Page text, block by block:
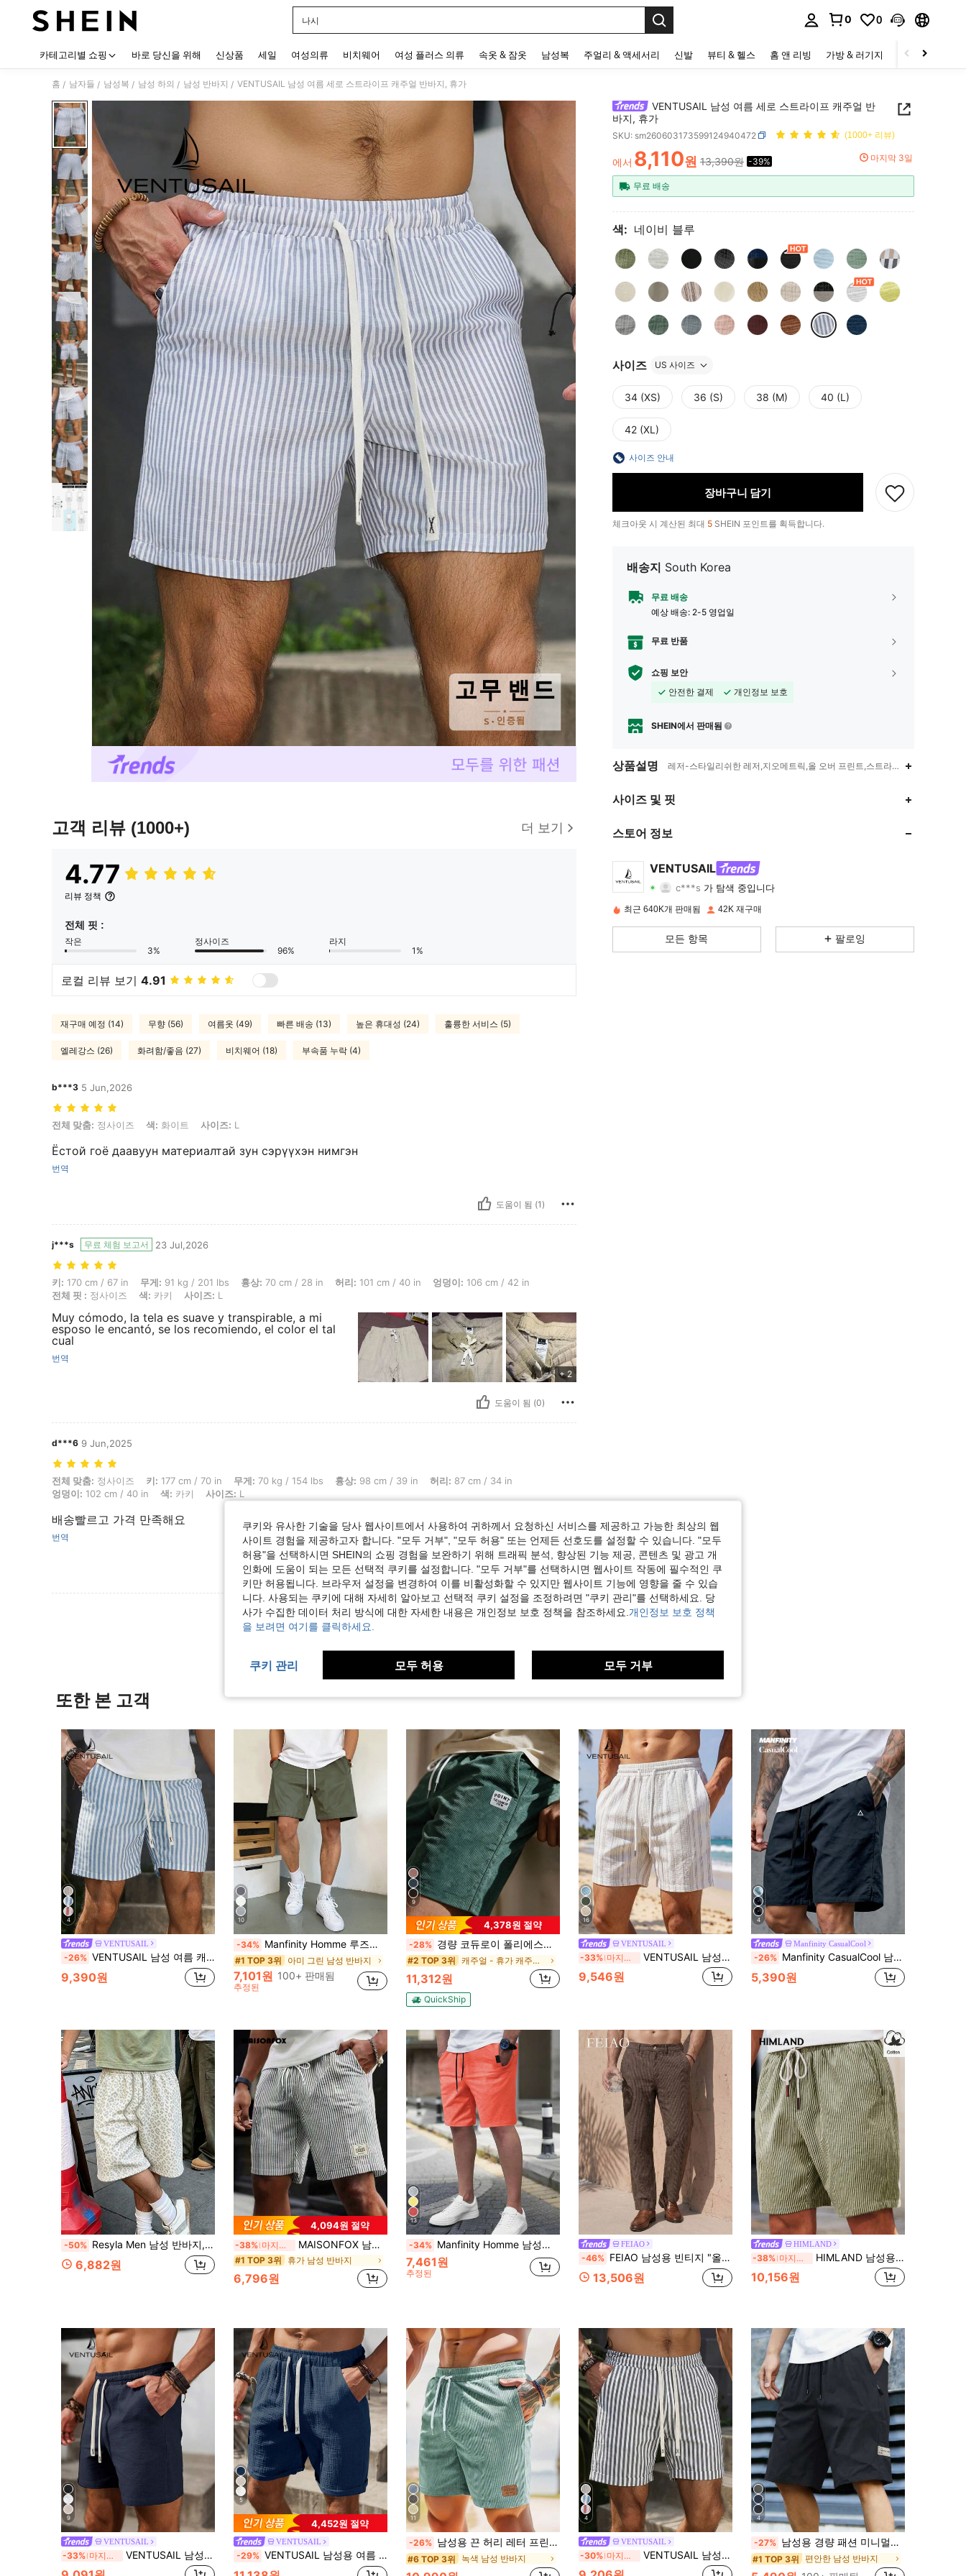
나시
0 0
카테고리별 쇼핑 바로 당신을 위해 신상품 세일 여성의류 비치웨어 여성 플러스 의류 속옷 & 잠옷 남성복 주얼리 & 액세서리 신발 뷰티 & 헬스 홈 앤 리빙 가방 & 러기지 스포츠 & 아웃
홈 / 남자들 / 남성복 / 남성 하의 / 남성 반바지 / VENTUSAIL 남성 여름 세로 스트라이프 캐주얼 반바지, 휴가
고객 리뷰 (1000+) 더 보기
4.77
리뷰 정책
전체 핏 :
작은
3%
정사이즈
96%
라지
1%
로컬 리뷰 보기 4.91
재구매 예정 (14) 무향 (56) 여름옷 (49) 빠른 배송 (13) 높은 휴대성 (24) 훌륭한 서비스 (5)
엘레강스 (26) 화려함/좋음 (27) 비치웨어 (18) 부속품 누락 (4)
b***3 5 Jun,2026
전체 맞춤: 정사이즈, 색: 화이트, 사이즈: L
전체 맞춤: 정사이즈 색: 화이트 사이즈: L
Ёстой гоё даавуун материалтай зун сэрүүхэн нимгэн
번역
도움이 됨 (1)
j***s 무료 체험 보고서 23 Jul,2026
키: 170 cm / 67 in, 무게: 91 kg / 201 lbs, 흉상: 70 cm / 28 in, 허리: 101 cm / 40 in, 엉덩이: 106 cm / 42 in, 전체 핏 : 정사이즈, 색: 카키, 사이즈: L
키: 170 cm / 67 in 무게: 91 kg / 201 lbs 흉상: 70 cm / 28 in 허리: 101 cm / 40 in 엉덩이: 106 cm / 42 in
전체 핏 : 정사이즈 색: 카키 사이즈: L
Muy cómodo, la tela es suave y transpirable, a mi
esposo le encantó, se los recomiendo, el color el tal
cual
번역
+ 2
도움이 됨 (0)
d***6 9 Jun,2025
전체 맞춤: 정사이즈, 키: 177 cm / 70 in, 무게: 70 kg / 154 lbs, 흉상: 98 cm / 39 in, 허리: 87 cm / 34 in, 엉덩이: 102 cm / 40 in, 색: 카키, 사이즈: L
전체 맞춤: 정사이즈 키: 177 cm / 70 in 무게: 70 kg / 154 lbs 흉상: 98 cm / 39 in 허리: 87 cm / 34 in
엉덩이: 102 cm / 40 in 색: 카키 사이즈: L
배송빨르고 가격 만족해요
번역
도움이 됨 (1)
리뷰 더 보기
VENTUSAIL 남성 여름 세로 스트라이프 캐주얼 반
바지, 휴가
SKU: sm260603173599124940472 (1000+ 리뷰)
PRICE AND AVAILABILITY
에서 8,110원 13,390원 -39% 마지막 3일
무료 배송
색: 네이비 블루
사이즈 US 사이즈
34 (XS) 36 (S) 38 (M) 40 (L)
42 (XL)
사이즈 안내
장바구니 담기
체크아웃 시 계산된 최대 5 SHEIN 포인트를 획득합니다.
배송지 South Korea
무료 배송
예상 배송: 2-5 영업일
무료 반품
쇼핑 보안
안전한 결제
개인정보 보호
SHEIN에서 판매됨
상품설명 레저-스타일리쉬한 레저,지오메트릭,올 오버 프린트,스트라이프,엘라스틱 웨
사이즈 및 핏
스토어 정보
VENTUSAIL
4.73
가 탐색 중입니다
4.73 등급 1.1K아이템 16K
4.73 1.1K 16K
최근 640K개 판매됨 42K 재구매
모든 항목 팔로잉
또한 본 고객
4
VENTUSAIL
-26% VENTUSAIL 남성 여름 캐주얼 세로 스트라이프 반바지
9,390원
10
-34% Manfinity Homme 루즈핏 남성용 사선 포켓 드로스트링 허리 캐주얼 반바지
#1 TOP 3위 아미 그린 남성 반바지
7,101원 100+ 판매됨
추정된
9
4,378원 절약
-28% 경량 코듀로이 폴리에스터 원단 캐주얼 루즈 솔리드 컬러 여름 남성용 드로스트링 반바지, 야외 및 출퇴근에 적합
#2 TOP 3위 캐주얼 - 휴가 캐주얼 남성 반바지
11,312원
QuickShip
16
VENTUSAIL
-33% 마지막 3일 VENTUSAIL 남성 여름 캐주얼 스트라이프 드로스트링 허리 반바지, 남성 올리브 그린 화이트 스트라이프 린넨 반바지, 여름 캐주얼 탄력 허리 드로스트링 하의, 가벼운 통기성 휴가 트렁크, 빈티지 50년대 스타일 스트라이프 비치 반바지, 여유로운 핏 무릎 길이 포켓 반바지, 올드 머니 미학 여름 의류, 린넨 세로 스트라이프 팬츠, 남성 빈티지 그린 스트라이프 린넨 반바지, 필수 휴가 의류...
9,546원
4
Manfinity CasualCool
-26% Manfinity CasualCool 남성용 기하학 프린트 드로스트링 허리 포켓 반바지
5,390원
-50% Resyla Men 남성 반바지, 여름 캐주얼 웨어, 다용도 캐주얼 반바지, 라이트 그레이 표범 프린트 패턴, 패턴 디자인, 캐주얼 휴가 여행, 스포츠에 적합
6,882원
4,094원 절약
-38% 마지막 3일 MAISONFOX 남성 캐주얼 스트라이프 드로스트링 허리 반바지, 편안한 여름 라운지웨어, 스포츠 비치 반바지, 남성 스트라이프 비치 수영 트렁크
#1 TOP 3위 휴가 남성 반바지
6,796원
13
-34% Manfinity Homme 남성용 단색 캐주얼 반바지
7,461원
추정된
FEIAO
-46% FEIAO 남성용 빈티지 "올드 머니 스타일" 스트라이프 스트레이트 레그 팬츠: 고품질, 다용도 사계절 남성 바지
13,506원
HIMLAND
-38% 마지막 3일 HIMLAND 남성용 세로 스트라이프 릴랙스 핏 드로스트링 허리 반바지, 휴가, 축구
10,156원
9
VENTUSAIL
-33% 마지막 3일 VENTUSAIL 남성 캐주얼 편안한 드로스트링 코튼 린넨 반바지, 휴가용
5
4,452원 절약
VENTUSAIL
-29% VENTUSAIL 남성용 여름 캐주얼 드로스트링 허리 질감 순면 반바지, 휴가
11
-26% 남성용 끈 허리 레터 프린트 캐주얼 테니스 반바지
#6 TOP 3위 녹색 남성 반바지
4
VENTUSAIL
-30% 마지막 3일 VENTUSAIL 남성 캐주얼 세로 스트라이프 드로스트링 허리 포켓 반바지
4
-27% 남성용 경량 패션 미니멀리스트 카고 반바지 캐주얼 허벅지 중간 길이 드로스트링 스트레이트 레그 반바지
#1 TOP 3위 편안한 남성 반바지
쿠키와 유사한 기술을 당사 웹사이트에서 사용하여 귀하께서 요청하신 서비스를 제공하고 가능한 최상의 웹
사이트 경험을 제공하고자 합니다. "모두 거부", "모두 허용" 또는 언제든 선호도를 설정할 수 있습니다. "모두
허용"을 선택하시면 SHEIN의 쇼핑 경험을 보완하기 위해 트래픽 분석, 향상된 기능 제공, 콘텐츠 및 광고 개
인화에 도움이 되는 모든 선택적 쿠키를 설정합니다. "모두 거부"를 선택하시면 웹사이트 작동에 필수적인 쿠
키만 허용됩니다. 브라우저 설정을 변경하여 이를 비활성화할 수 있지만 웹사이트 기능에 영향을 줄 수 있습
니다. 사용되는 쿠키에 대해 자세히 알아보고 선택적 쿠키 설정을 조정하려면 "쿠키 관리"를 선택하세요. 당
사가 수집한 데이터 처리 방식에 대한 자세한 내용은 개인정보 보호 정책을 참조하세요. 개인정보 보호 정책
을 보려면 여기를 클릭하세요.
쿠키 관리 모두 허용 모두 거부